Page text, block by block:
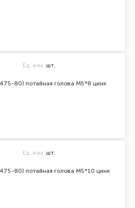
80) потайная голова М5*8 цинк
Ед. изм. шт.
80) потайная голова М5*10 цинк
Ед. изм. шт.